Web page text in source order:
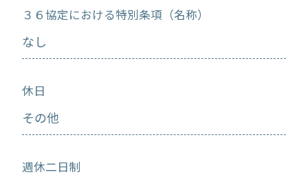
３６協定における特別条項（名称）
なし
休日
その他
週休二日制